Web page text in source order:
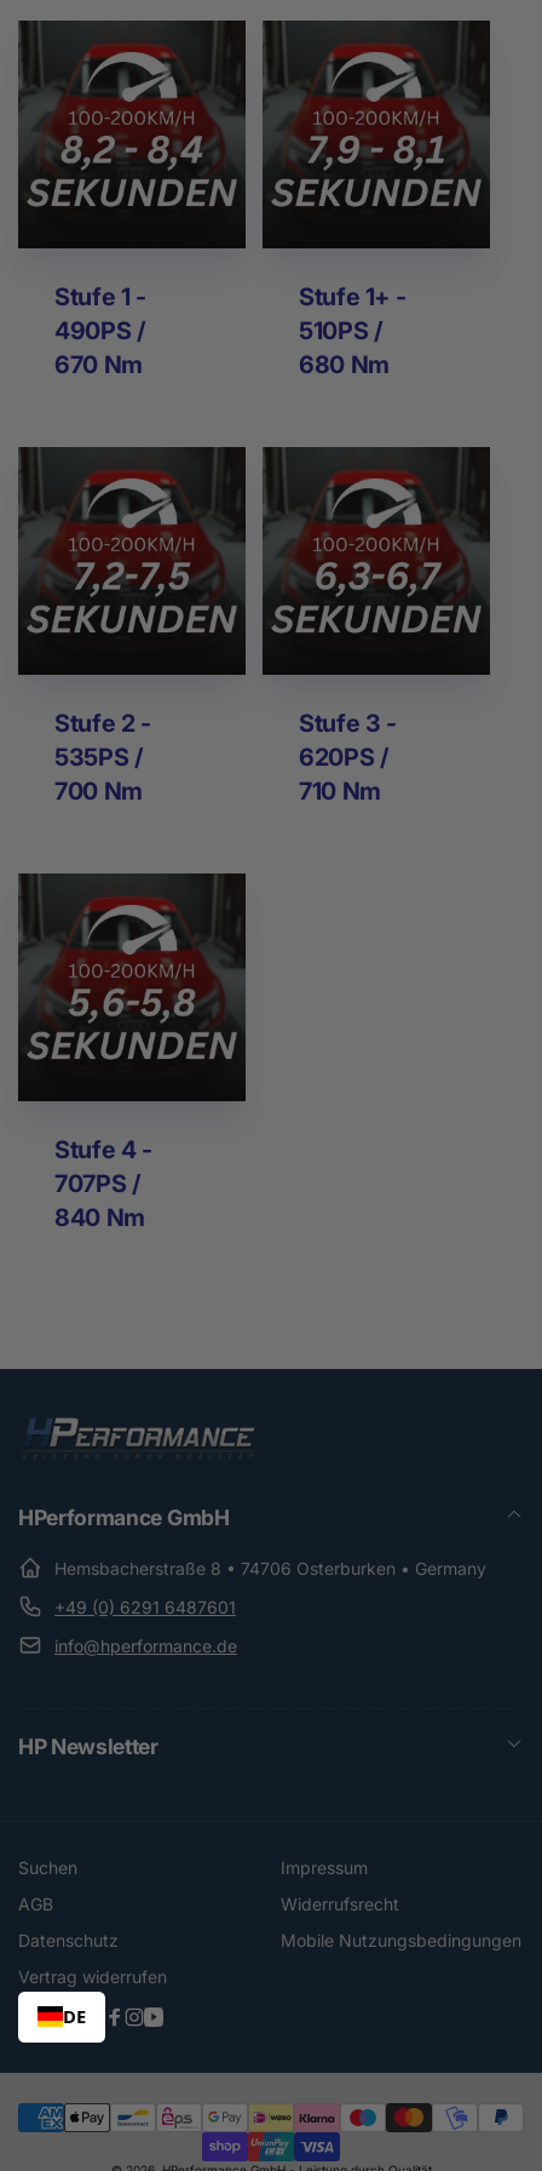
Stufe 1 -
490PS /
670 Nm
Stufe 1+ -
510PS /
680 Nm
Stufe 2 -
535PS /
700 Nm
Stufe 3 -
620PS /
710 Nm
Stufe 4 -
707PS /
840 Nm
HPerformance GmbH
Hemsbacherstraße 8 • 74706 Osterburken • Germany
+49 (0) 6291 6487601
info@hperformance.de
HP Newsletter
Suchen
Impressum
AGB
Widerrufsrecht
Datenschutz
Mobile Nutzungsbedingungen
Vertrag widerrufen
DE
Facebook
Instagram
YouTube
Zahlungsmethoden